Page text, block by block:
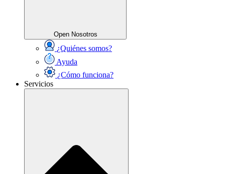
Open Nosotros
¿Quiénes somos?
Ayuda
¿Cómo funciona?
Servicios